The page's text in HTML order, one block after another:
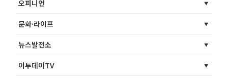
오피니언
문화·라이프
뉴스발전소
이투데이TV